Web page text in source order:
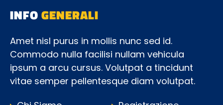
INFOGENERALI
Amet nisl purus in mollis nunc sed id.
Commodo nulla facilisi nullam vehicula
ipsum a arcu cursus. Volutpat a tincidunt
vitae semper pellentesque diam volutpat.